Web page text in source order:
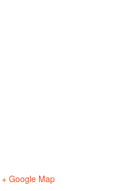
+ Google Map